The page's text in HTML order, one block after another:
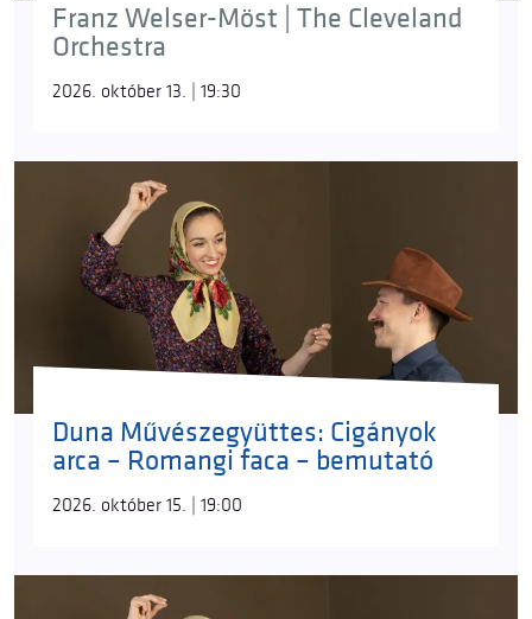
Franz Welser-Möst | The Cleveland
Orchestra
2026. október 13. | 19:30
Duna Művészegyüttes: Cigányok
arca – Romangi faca – bemutató
2026. október 15. | 19:00